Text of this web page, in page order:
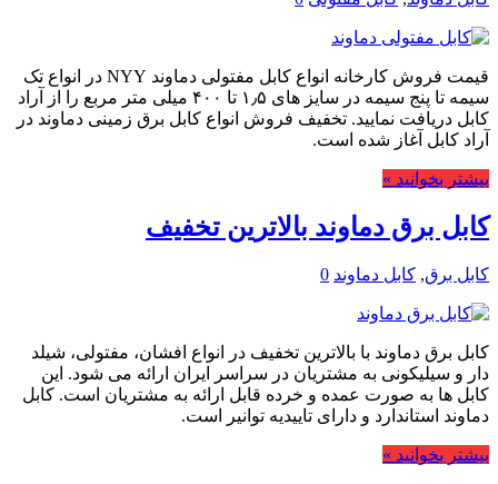
قیمت فروش کارخانه انواع کابل مفتولی دماوند NYY در انواع تک
سیمه تا پنج سیمه در سایز های ۱٫۵ تا ۴۰۰ میلی متر مربع را از آراد
کابل دریافت نمایید. تخفیف فروش انواع کابل برق زمینی دماوند در
آراد کابل آغاز شده است.
بیشتر بخوانید »
کابل برق دماوند بالاترین تخفیف
کابل برق, کابل دماوند 0
کابل برق دماوند با بالاترین تخفیف در انواع افشان، مفتولی، شیلد
دار و سیلیکونی به مشتریان در سراسر ایران ارائه می شود. این
کابل ها به صورت عمده و خرده قابل ارائه به مشتریان است. کابل
دماوند استاندارد و دارای تاییدیه توانیر است.
بیشتر بخوانید »